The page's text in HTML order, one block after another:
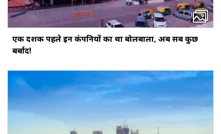
एक दशक पहले इन कंपनियों का था बोलबाला, अब सब कुछ
बर्बाद!